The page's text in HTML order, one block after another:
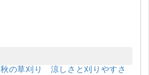
秋の草刈り 涼しさと刈りやすさ